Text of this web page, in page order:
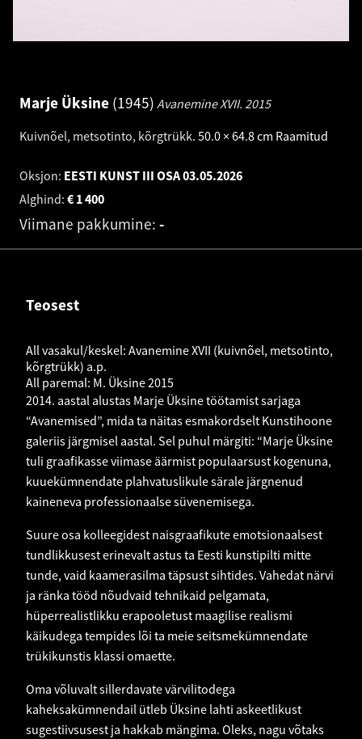
Marje Üksine 1945 Avanemine XVII. 2015
Kuivnõel, metsotinto, kõrgtrükk. 50.0 × 64.8 cm Raamitud
Oksjon: EESTI KUNST III OSA03.05.2026
Alghind:
1 400
€
Viimane pakkumine: -
Teosest
All vasakul/keskel: Avanemine XVII (kuivnõel, metsotinto,
kõrgtrükk) a.p.
All paremal: M. Üksine 2015
2014. aastal alustas Marje Üksine töötamist sarjaga
“Avanemised”, mida ta näitas esmakordselt Kunstihoone
galeriis järgmisel aastal. Sel puhul märgiti: “Marje Üksine
tuli graafikasse viimase äärmist populaarsust kogenuna,
kuuekümnendate plahvatuslikule särale järgnenud
kaineneva professionaalse süvenemisega.
Suure osa kolleegidest naisgraafikute emotsionaalsest
tundlikkusest erinevalt astus ta Eesti kunstipilti mitte
tunde, vaid kaamerasilma täpsust sihtides. Vahedat närvi
ja ränka tööd nõudvaid tehnikaid pelgamata,
hüperrealistlikku erapooletust maagilise realismi
käikudega tempides lõi ta meie seitsmekümnendate
trükikunstis klassi omaette.
Oma võluvalt sillerdavate värvilitodega
kaheksakümnendail ütleb Üksine lahti askeetlikust
sugestiivsusest ja hakkab mängima. Oleks, nagu võtaks